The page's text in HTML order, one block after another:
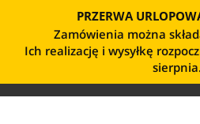
PRZERWA
Zamówienia można
Ich realizację i wysyłkę
sierpnia.